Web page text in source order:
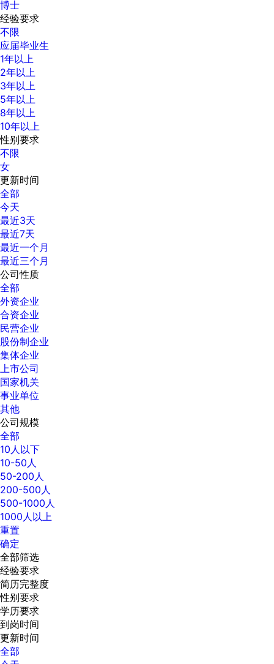
博士
经验要求
不限
应届毕业生
1年以上
2年以上
3年以上
5年以上
8年以上
10年以上
性别要求
不限
女
更新时间
全部
今天
最近3天
最近7天
最近一个月
最近三个月
公司性质
全部
外资企业
合资企业
民营企业
股份制企业
集体企业
上市公司
国家机关
事业单位
其他
公司规模
全部
10人以下
10-50人
50-200人
200-500人
500-1000人
1000人以上
重置
确定
全部筛选
经验要求
简历完整度
性别要求
学历要求
到岗时间
更新时间
全部